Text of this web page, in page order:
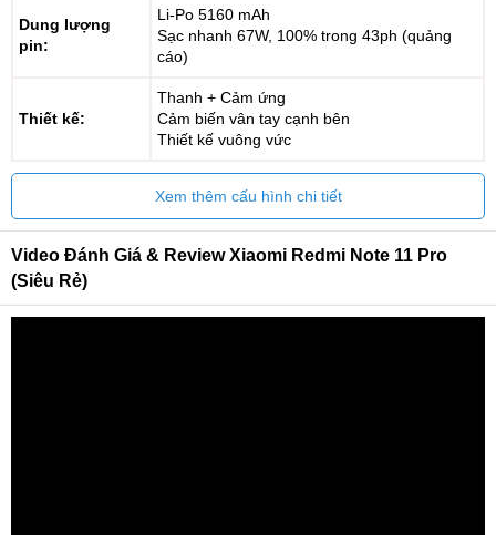
Dung lượng
pin:
Li-Po 5160 mAh
Sạc nhanh 67W, 100% trong 43ph (quảng
cáo)
Thiết kế:
Thanh + Cảm ứng
Cảm biến vân tay cạnh bên
Thiết kế vuông vức
Xem thêm cấu hình chi tiết
Video Đánh Giá & Review Xiaomi Redmi Note 11 Pro
(Siêu Rẻ)